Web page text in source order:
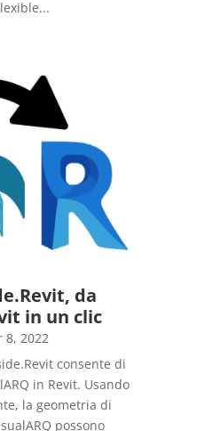
da
in un clic
8, 2022
consente di
in Revit. Usando
la geometria di
possono